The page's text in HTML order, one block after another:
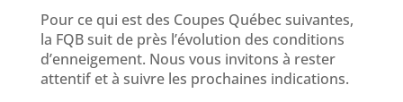
Pour ce qui est des Coupes Québec suivantes,
la FQB suit de près l’évolution des conditions
d’enneigement. Nous vous invitons à rester
attentif et à suivre les prochaines indications.